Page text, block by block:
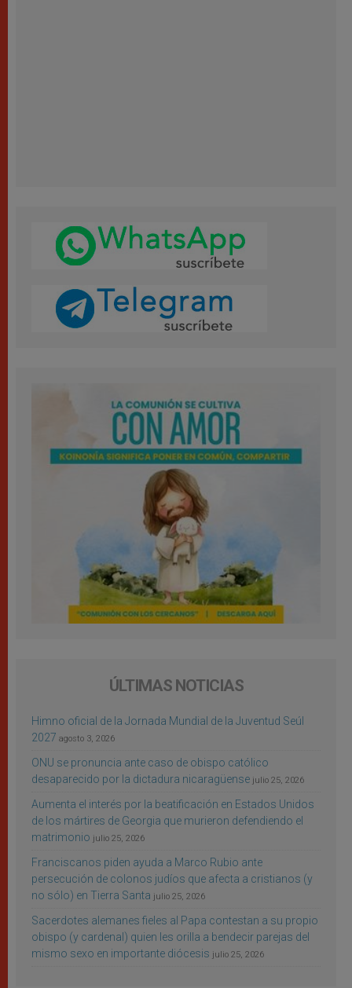
ÚLTIMAS NOTICIAS
Himno oficial de la Jornada Mundial de la Juventud Seúl
2027 agosto 3, 2026
ONU se pronuncia ante caso de obispo católico
desaparecido por la dictadura nicaragüense julio 25, 2026
Aumenta el interés por la beatificación en Estados Unidos
de los mártires de Georgia que murieron defendiendo el
matrimonio julio 25, 2026
Franciscanos piden ayuda a Marco Rubio ante
persecución de colonos judíos que afecta a cristianos (y
no sólo) en Tierra Santa julio 25, 2026
Sacerdotes alemanes fieles al Papa contestan a su propio
obispo (y cardenal) quien les orilla a bendecir parejas del
mismo sexo en importante diócesis julio 25, 2026